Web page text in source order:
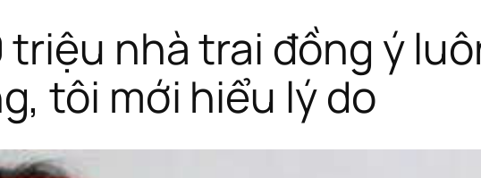
nhà trai đồng ý
tôi mới hiểu lý do